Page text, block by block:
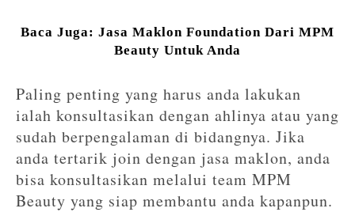
Baca Juga: Jasa Maklon Foundation Dari MPM
Beauty Untuk Anda
Paling penting yang harus anda lakukan
ialah konsultasikan dengan ahlinya atau yang
sudah berpengalaman di bidangnya. Jika
anda tertarik join dengan jasa maklon, anda
bisa konsultasikan melalui team MPM
Beauty yang siap membantu anda kapanpun.